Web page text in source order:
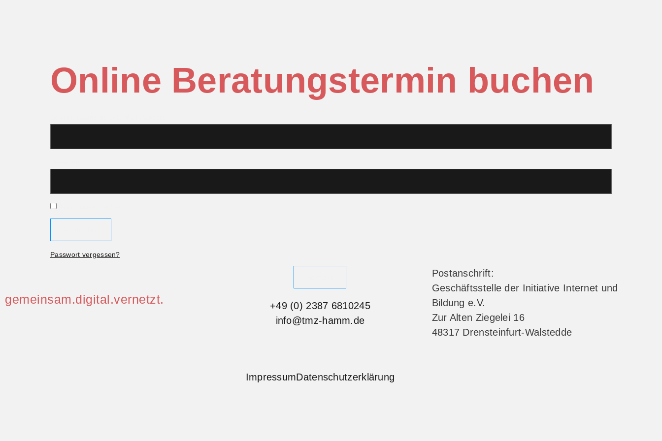
Online Beratungstermin buchen
Passwort vergessen?
gemeinsam.digital.vernetzt.
+49 (0) 2387 6810245
info@tmz-hamm.de
Postanschrift:
Geschäftsstelle der Initiative Internet und
Bildung e.V.
Zur Alten Ziegelei 16
48317 Drensteinfurt-Walstedde
ImpressumDatenschutzerklärung